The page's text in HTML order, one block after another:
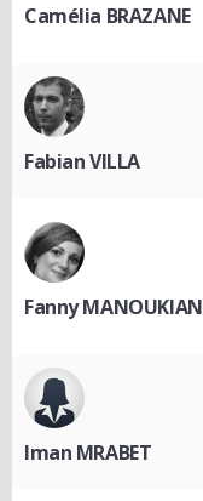
Camélia BRAZANE
Fabian VILLA
Fanny MANOUKIAN
Iman MRABET